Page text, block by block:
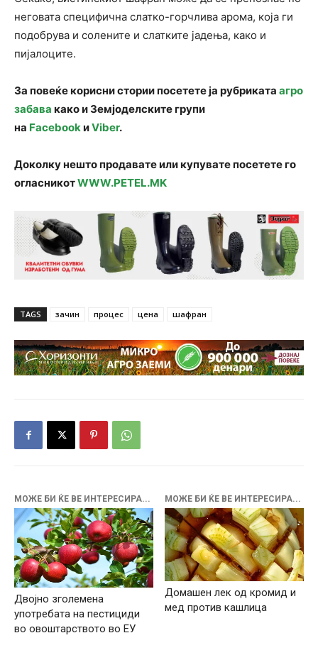
неговата специфична слатко-горчлива арома, која ги
подобрува и солените и слатките јадења, како и
пијалоците.
За повеќе корисни стории посетете ја рубриката агро
забава како и Земјоделските групи
на FacebookиViber.
Доколку нешто продавате или купувате посетете го
огласникотWWW.PETEL.MK
TAGS зачин процес цена шафран
МОЖЕ БИ ЌЕ ВЕ ИНТЕРЕСИРА...
Двојно зголемена
употребата на пестициди
во овоштарството во ЕУ
МОЖЕ БИ ЌЕ ВЕ ИНТЕРЕСИРА...
Домашен лек од кромид и
мед против кашлица